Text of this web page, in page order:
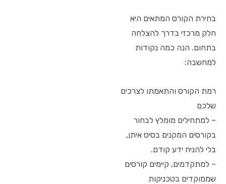
בחירת הקורס המתאים היא
חלק מרכזי בדרך להצלחה
בתחום. הנה כמה נקודות
למחשבה:
רמת הקורס והתאמתו לצרכים
שלכם
– למתחילים מומלץ לבחור
בקורסים המקנים בסיס איתן,
בלי להניח ידע קודם.
– למתקדמים, קיימים קורסים
שממוקדים בטכניקות